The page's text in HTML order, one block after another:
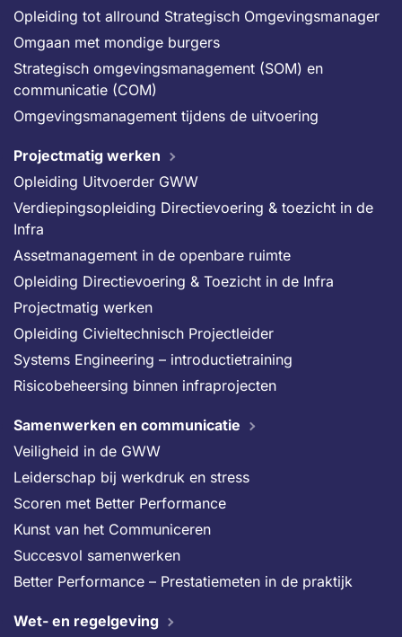
Opleiding tot allround Strategisch Omgevingsmanager
Omgaan met mondige burgers
Strategisch omgevingsmanagement (SOM) en
communicatie (COM)
Omgevingsmanagement tijdens de uitvoering
Projectmatig werken
Opleiding Uitvoerder GWW
Verdiepingsopleiding Directievoering & toezicht in de
Infra
Assetmanagement in de openbare ruimte
Opleiding Directievoering & Toezicht in de Infra
Projectmatig werken
Opleiding Civieltechnisch Projectleider
Systems Engineering – introductietraining
Risicobeheersing binnen infraprojecten
Samenwerken en communicatie
Veiligheid in de GWW
Leiderschap bij werkdruk en stress
Scoren met Better Performance
Kunst van het Communiceren
Succesvol samenwerken
Better Performance – Prestatiemeten in de praktijk
Wet- en regelgeving